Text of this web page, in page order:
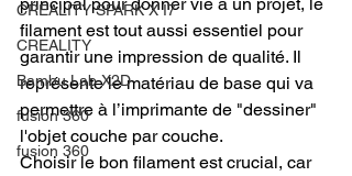
CRÉALITY SPARK X I7
CREALITY
Bambu Lab X2D
fusion 360
fusion 360
filament est tout aussi essentiel pour
garantir une impression de qualité. Il
représente le matériau de base qui va
permettre à l’imprimante de "dessiner"
l'objet couche par couche.
Choisir le bon filament est crucial, car